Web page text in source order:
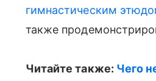
гимнастическим
также
Читайте также: Чего